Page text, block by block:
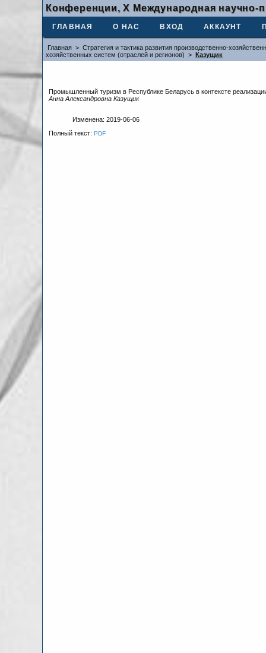
Конференции, X Международная научно-
ГЛАВНАЯ О НАС ВХОД АККАУНТ
Главная > Стратегия и тактика развития производственно-
хозяйственных систем (отраслей и регионов) > Казущик
Промышленный туризм в Республике Беларусь в контексте
Анна Александровна Казущик
Изменена: 2019-06-06
Полный текст:PDF